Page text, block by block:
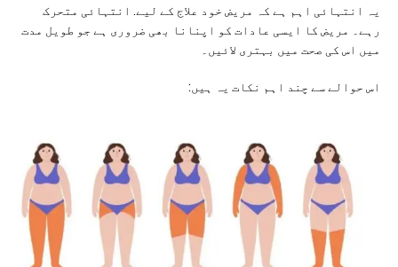
یہ انتہائی اہم ہے کہ مریض خود علاج کے لیے. انتہائی متحرک
رہے۔ مریض کا ایسی عادات کو اپنانا بھی ضروری ہے جو طویل مدت
میں اس کی صحت میں بہتری لائیں۔
اس حوالے سے چند اہم نکات یہ ہیں: